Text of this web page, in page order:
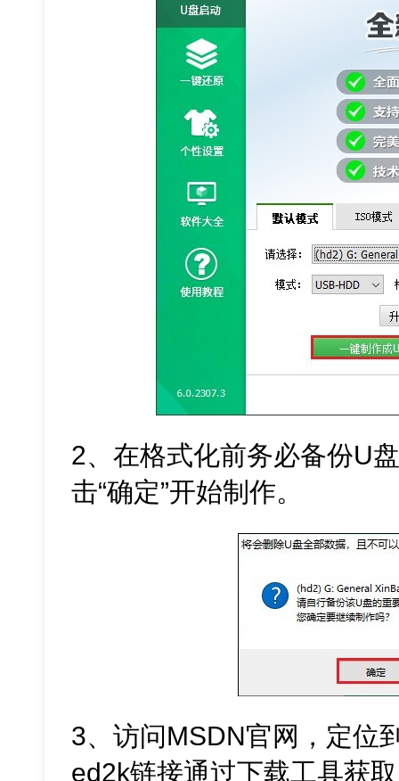
2、在格式化前务必备份U
击“确定”开始制作。
3、访问MSDN官网，定位
ed2k链接通过下载工具获